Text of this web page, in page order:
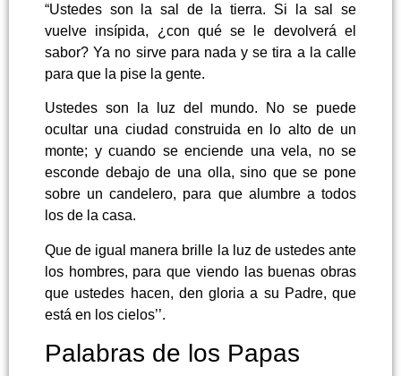
“Ustedes son la sal de la tierra. Si la sal se
vuelve insípida, ¿con qué se le devolverá el
sabor? Ya no sirve para nada y se tira a la calle
para que la pise la gente.
Ustedes son la luz del mundo. No se puede
ocultar una ciudad construida en lo alto de un
monte; y cuando se enciende una vela, no se
esconde debajo de una olla, sino que se pone
sobre un candelero, para que alumbre a todos
los de la casa.
Que de igual manera brille la luz de ustedes ante
los hombres, para que viendo las buenas obras
que ustedes hacen, den gloria a su Padre, que
está en los cielos’’.
Palabras de los Papas